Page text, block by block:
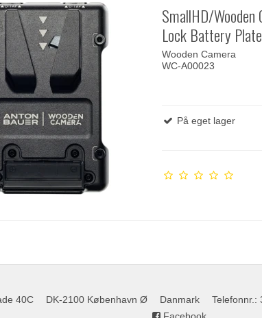
SmallHD/
Lock Battery
Wooden Camera
WC-A00023
På eget lager
40C DK-2100 København Ø Danmark Telefonnr. :
Facebook